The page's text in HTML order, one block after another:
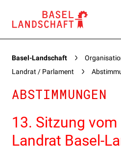
Basel-Landschaft
Landrat / Parlament
ABSTIMMUNGEN